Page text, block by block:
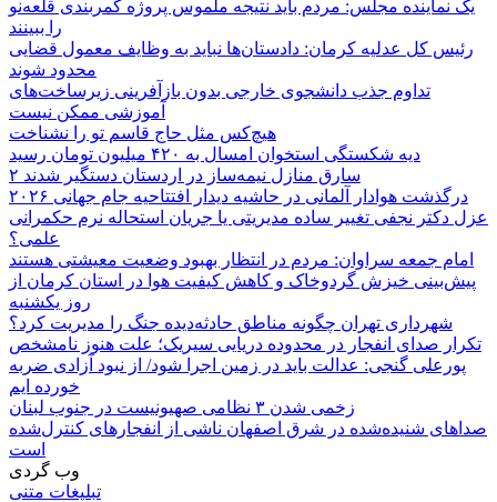
یک نماینده مجلس: مردم باید نتیجه ملموس پروژه کمربندی قلعه‌نو
را ببینند
رئیس کل عدلیه کرمان: دادستان‌ها نباید به وظایف معمول قضایی
محدود شوند
تداوم جذب دانشجوی خارجی بدون بازآفرینی زیرساخت‌های
آموزشی ممکن نیست
هیچ‌کس مثل حاج قاسم تو را نشناخت
دیه شکستگی استخوان امسال به ۴۲۰ میلیون تومان رسید
۲ سارق منازل نیمه‌ساز در اردستان دستگیر شدند
درگذشت هوادار آلمانی در حاشیه دیدار افتتاحیه جام جهانی ۲۰۲۶
عزل دکتر نجفی تغییر ساده مدیریتی یا جریان استحاله نرم حکمرانی
علمی؟
امام جمعه سراوان: مردم در انتظار بهبود وضعیت معیشتی هستند
پیش‌بینی خیزش گردوخاک و کاهش کیفیت هوا در استان کرمان از
روز یکشنبه
شهرداری تهران چگونه مناطق حادثه‌دیده جنگ را مدیریت کرد؟
تکرار صدای انفجار در محدوده دریایی سیریک؛ علت هنوز نامشخص
پورعلی گنجی: عدالت باید در زمین اجرا شود/ از نبود آزادی ضربه
خورده ایم
زخمی شدن ۳ نظامی صهیونیست در جنوب لبنان
صداهای شنیده‌شده در شرق اصفهان ناشی از انفجارهای کنترل‌شده
است
وب گردی
تبلیغات متنی